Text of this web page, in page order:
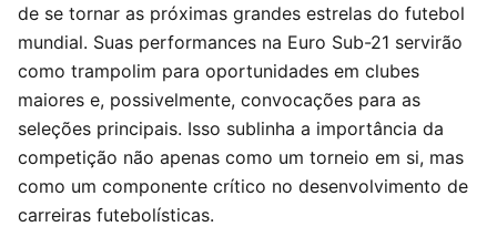
de se tornar as próximas grandes estrelas do futebol
mundial. Suas performances na Euro Sub-21 servirão
como trampolim para oportunidades em clubes
maiores e, possivelmente, convocações para as
seleções principais. Isso sublinha a importância da
competição não apenas como um torneio em si, mas
como um componente crítico no desenvolvimento de
carreiras futebolísticas.